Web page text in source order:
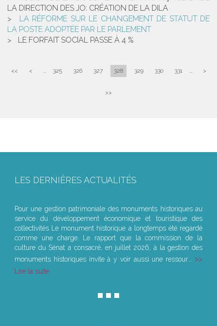
LA DIRECTION DES JO: CRÉATION DE LA DILA
LA RÉFORME SUR LE CHANGEMENT DE STATUT DE
LA POSTE ADOPTÉE PAR LE PARLEMENT
LE FORFAIT SOCIAL PASSE À 4 %
<< < ... 325 326 327 328 329 330 331 ... >
>>
LES DERNIÈRES ACTUALITÉS
Pour une gestion patrimoniale des monuments historiques au
service du développement économique et touristique des
collectivités Le monument historique a longtemps été regardé
comme une charge. Le rapport que la commission de la
culture du Sénat a consacré, en juillet 2026, à la gestion des
monuments historiques invite à y voir aussi une ressour...
Lire la suite